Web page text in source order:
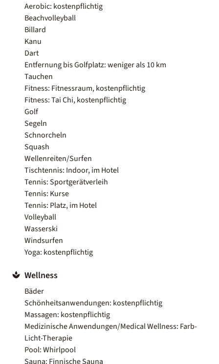
Aerobic: kostenpflichtig
Beachvolleyball
Billard
Kanu
Dart
Entfernung bis Golfplatz: weniger als 10 km
Tauchen
Fitness: Fitnessraum, kostenpflichtig
Fitness: Tai Chi, kostenpflichtig
Golf
Segeln
Schnorcheln
Squash
Wellenreiten/Surfen
Tischtennis: Indoor, im Hotel
Tennis: Sportgerätverleih
Tennis: Kurse
Tennis: Platz, im Hotel
Volleyball
Wasserski
Windsurfen
Yoga: kostenpflichtig
Wellness
Bäder
Schönheitsanwendungen: kostenpflichtig
Massagen: kostenpflichtig
Medizinische Anwendungen/Medical Wellness: Farb-
Licht-Therapie
Pool: Whirlpool
Sauna: Finnische Sauna